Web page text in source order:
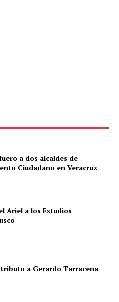
a dos alcaldes de
Ciudadano en Veracruz
Ariel a los Estudios
a Gerardo Tarracena